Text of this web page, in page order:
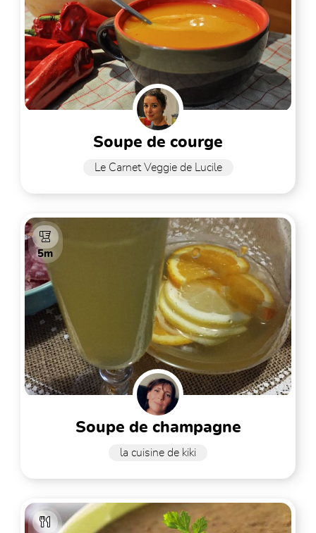
soupe de courge
Le Carnet Veggie de Lucile
5m
soupe de champagne
la cuisine de kiki